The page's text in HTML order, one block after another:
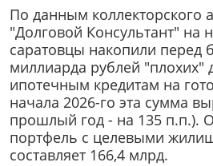
По данным коллекторского
"Долговой Консультант" на
саратовцы накопили перед
миллиарда рублей "плохих"
ипотечным кредитам на
начала 2026-го эта сумма
прошлый год - на 135 п.п.).
портфель с целевыми
составляет 166,4 млрд.